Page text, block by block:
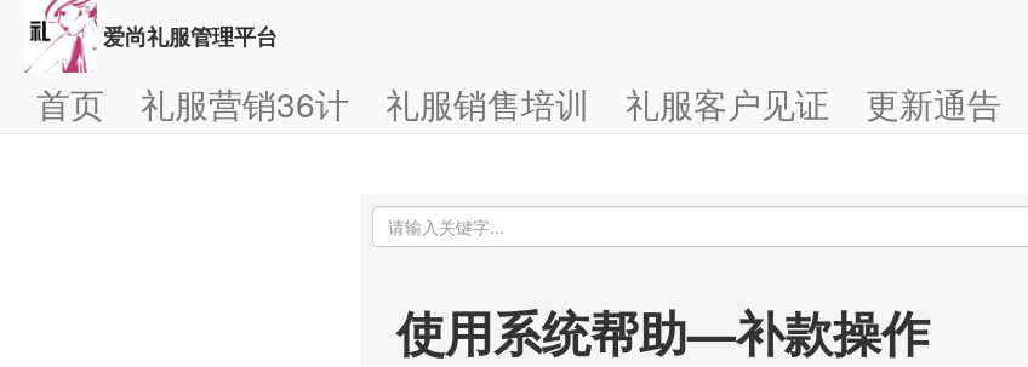
爱尚礼服管理平台
首页 礼服营销36计 礼服销售培训 礼服客户见证 更新通告
使用系统帮助—补款操作